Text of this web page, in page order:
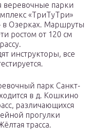
веревочные парки
«ТриТуТри»
в Озерках. Маршруты
ростом от 120 см
инструкторы, все
парк Санкт-
в д. Кошкино
различающихся
прогулки
трасса.